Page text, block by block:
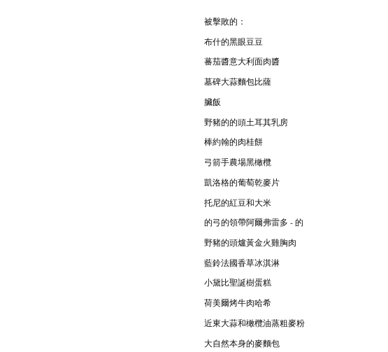
被擊敗的：
布什的黑眼豆豆
蕃茄醬意大利面肉醬
墓碑大蒜麵包比薩
臟飯
野豬的的頭土耳其乳房
棒約翰的肉桂餅
弓箭手農場黑橄欖
凱洛格的葡萄乾麥片
托尼的紅豆和大米
的弓的領帶阿爾弗雷多 - 的
野豬的頭爐黃金火雞胸肉
藍鈴法國香草冰淇淋
小黛比聖誕樹蛋糕
荷美爾烤牛肉哈希
近東大蒜和橄欖油蒸粗麥粉
大自然本身的麥麵包